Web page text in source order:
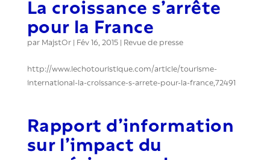
pour la France
parMajstOr| Fév 16, 2015| Revue de presse
http://www.lechotouristique.com/article/tourisme-
international-la-croissance-s-arrete-pour-la-france,72491
Rapport d’information
sur l’impact du